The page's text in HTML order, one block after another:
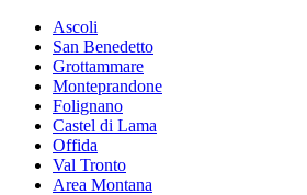
Ascoli
San Benedetto
Grottammare
Monteprandone
Folignano
Castel di Lama
Offida
Val Tronto
Area Montana